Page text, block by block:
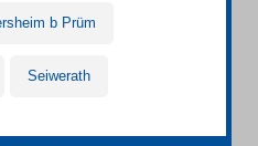
b Prüm
Seiwerath